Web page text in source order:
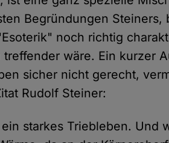
Begründungen Steiners,
noch richtig
wäre. Ein kurzer
sicher nicht gerecht,
Rudolf Steiner:
starkes Triebleben. Und